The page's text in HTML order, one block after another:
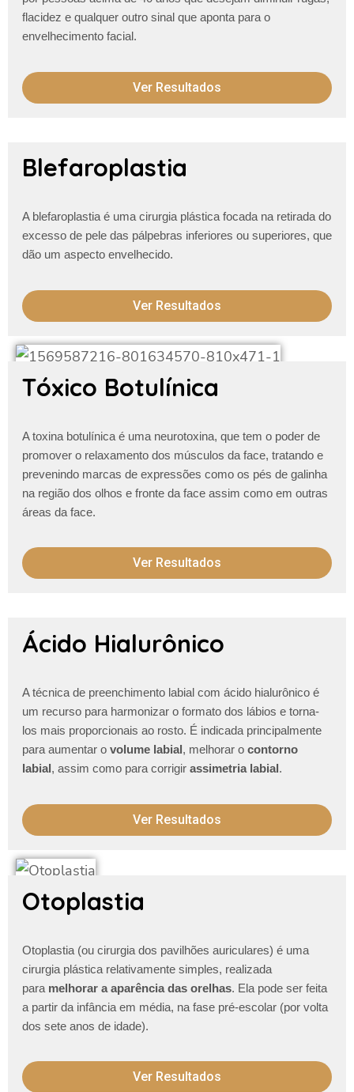
flacidez e qualquer outro sinal que aponta para o
envelhecimento facial.
Ver Resultados
Blefaroplastia
A blefaroplastia é uma cirurgia plástica focada na retirada do
excesso de pele das pálpebras inferiores ou superiores, que
dão um aspecto envelhecido.
Ver Resultados
Tóxico Botulínica
A toxina botulínica é uma neurotoxina, que tem o poder de
promover o relaxamento dos músculos da face, tratando e
prevenindo marcas de expressões como os pés de galinha
na região dos olhos e fronte da face assim como em outras
áreas da face.
Ver Resultados
Ácido Hialurônico
A técnica de preenchimento labial com ácido hialurônico é
um recurso para harmonizar o formato dos lábios e torna-
los mais proporcionais ao rosto. É indicada principalmente
para aumentar o volume labial, melhorar o contorno
labial, assim como para corrigir assimetria labial.
Ver Resultados
Otoplastia
Otoplastia (ou cirurgia dos pavilhões auriculares) é uma
cirurgia plástica relativamente simples, realizada
para melhorar a aparência das orelhas. Ela pode ser feita
a partir da infância em média, na fase pré-escolar (por volta
dos sete anos de idade).
Ver Resultados